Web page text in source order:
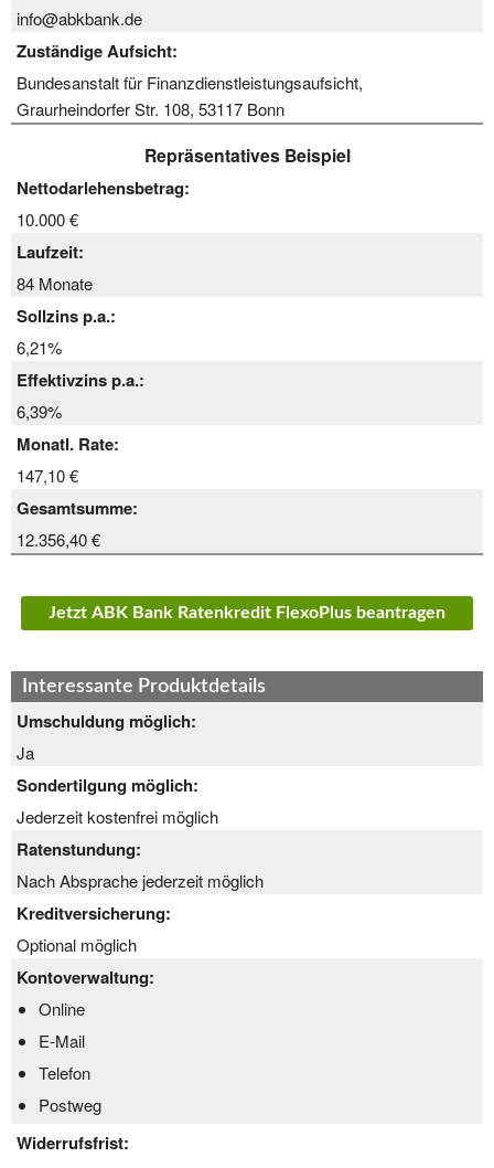
info@abkbank.de
Zuständige Aufsicht:
Bundesanstalt für Finanzdienstleistungsaufsicht,
Graurheindorfer Str. 108, 53117 Bonn
Repräsentatives Beispiel
Nettodarlehensbetrag:
10.000 €
Laufzeit:
84 Monate
Sollzins p.a.:
6,21%
Effektivzins p.a.:
6,39%
Monatl. Rate:
147,10 €
Gesamtsumme:
12.356,40 €
Jetzt ABK Bank Ratenkredit FlexoPlus beantragen
Interessante Produktdetails
Umschuldung möglich:
Ja
Sondertilgung möglich:
Jederzeit kostenfrei möglich
Ratenstundung:
Nach Absprache jederzeit möglich
Kreditversicherung:
Optional möglich
Kontoverwaltung:
Online
E-Mail
Telefon
Postweg
Widerrufsfrist: